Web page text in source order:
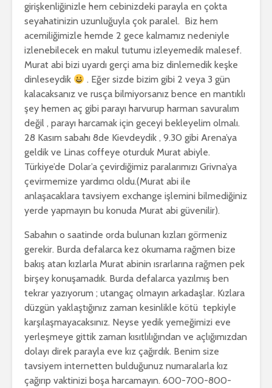
girişkenliğinizle hem cebinizdeki parayla en çokta
seyahatinizin uzunluğuyla çok paralel. Biz hem
acemiliğimizle hemde 2 gece kalmamız nedeniyle
izlenebilecek en makul tutumu izleyemedik malesef.
Murat abi bizi uyardı gerçi ama biz dinlemedik keşke
dinleseydik
. Eğer sizde bizim gibi 2 veya 3 gün
kalacaksanız ve rusça bilmiyorsanız bence en mantıklı
şey hemen aç gibi parayı harvurup harman savuralım
değil , parayı harcamak için geceyi bekleyelim olmalı.
28 Kasım sabahı 8de Kievdeydik , 9.30 gibi Arena’ya
geldik ve Linas coffeye oturduk Murat abiyle.
Türkiye’de Dolar’a çevirdiğimiz paralarımızı Grivna’ya
çevirmemize yardımcı oldu.(Murat abi ile
anlaşacaklara tavsiyem exchange işlemini bilmediğiniz
yerde yapmayın bu konuda Murat abi güvenilir).
Sabahın o saatinde orda bulunan kızları görmeniz
gerekir. Burda defalarca kez okumama rağmen bize
bakış atan kızlarla Murat abinin ısrarlarına rağmen pek
birşey konuşamadık. Burda defalarca yazılmış ben
tekrar yazıyorum ; utangaç olmayın arkadaşlar. Kızlara
düzgün yaklaştığınız zaman kesinlikle kötü tepkiyle
karşılaşmayacaksınız. Neyse yedik yemeğimizi eve
yerleşmeye gittik zaman kısıtlılığından ve açlığımızdan
dolayı direk parayla eve kız çağırdık. Benim size
tavsiyem internetten bulduğunuz numaralarla kız
çağırıp vaktinizi boşa harcamayın. 600-700-800-